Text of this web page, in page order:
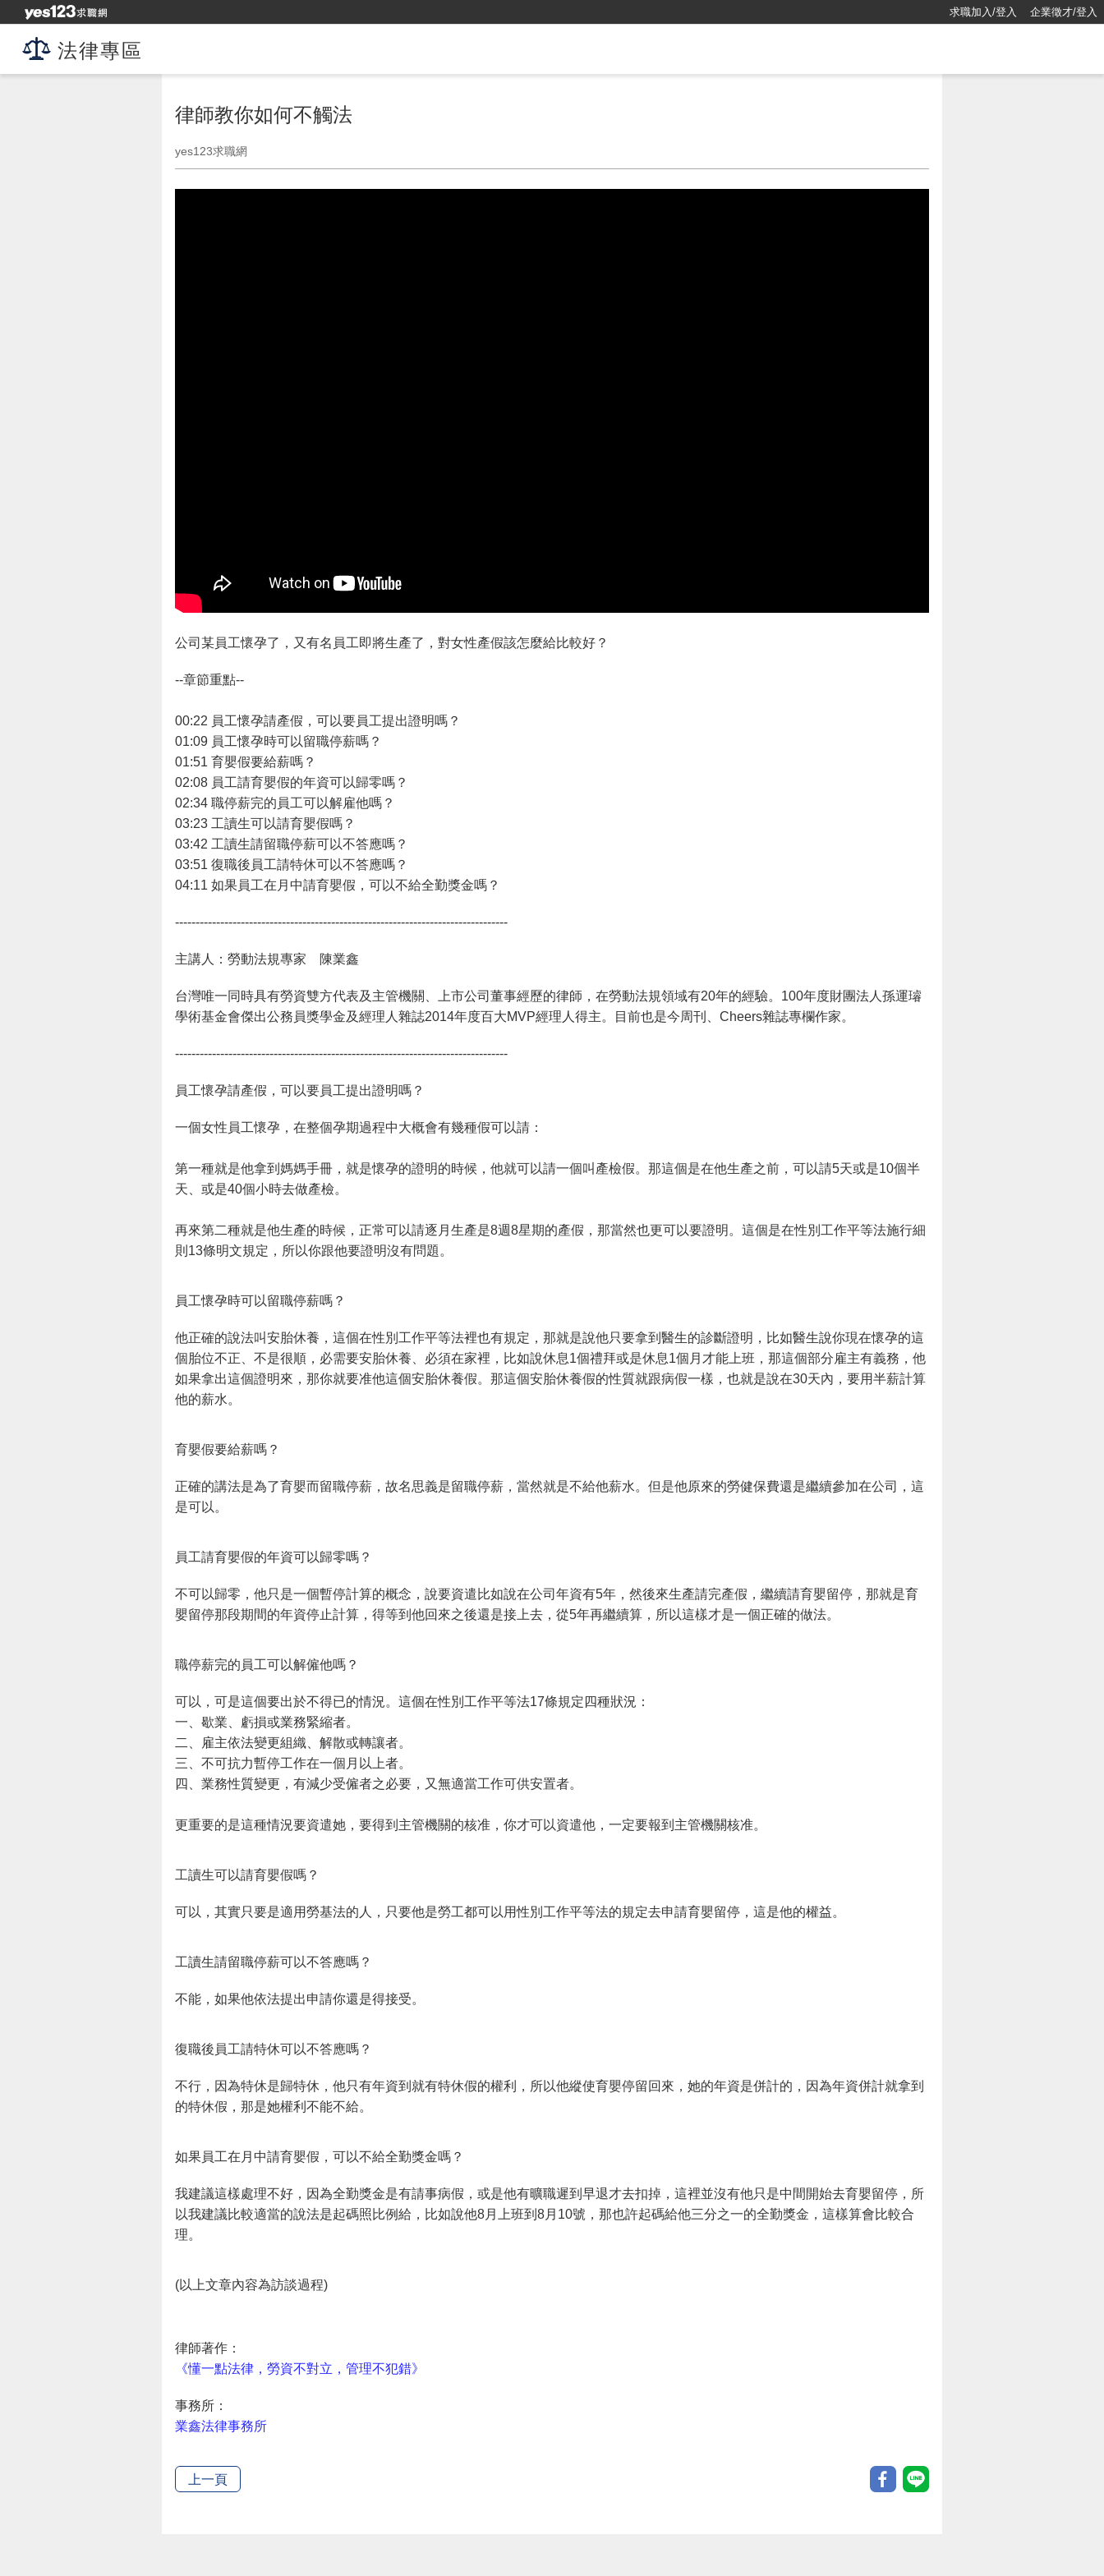
求職加入/登入 企業徵才/登入
法律專區
律師教你如何不觸法
yes123求職網
公司某員工懷孕了，又有名員工即將生產了，對女性產假該怎麼給比較好？
--章節重點--
00:22 員工懷孕請產假，可以要員工提出證明嗎？
01:09 員工懷孕時可以留職停薪嗎？
01:51 育嬰假要給薪嗎？
02:08 員工請育嬰假的年資可以歸零嗎？
02:34 職停薪完的員工可以解雇他嗎？
03:23 工讀生可以請育嬰假嗎？
03:42 工讀生請留職停薪可以不答應嗎？
03:51 復職後員工請特休可以不答應嗎？
04:11 如果員工在月中請育嬰假，可以不給全勤獎金嗎？
---------------------------------------------------------------------------------
主講人：勞動法規專家 陳業鑫
台灣唯一同時具有勞資雙方代表及主管機關、上市公司董事經歷的律師，在勞動法規領域有20年的經驗。100年度財團法人孫運璿
學術基金會傑出公務員獎學金及經理人雜誌2014年度百大MVP經理人得主。目前也是今周刊、Cheers雜誌專欄作家。
---------------------------------------------------------------------------------
員工懷孕請產假，可以要員工提出證明嗎？
一個女性員工懷孕，在整個孕期過程中大概會有幾種假可以請：
第一種就是他拿到媽媽手冊，就是懷孕的證明的時候，他就可以請一個叫產檢假。那這個是在他生產之前，可以請5天或是10個半
天、或是40個小時去做產檢。
再來第二種就是他生產的時候，正常可以請逐月生產是8週8星期的產假，那當然也更可以要證明。這個是在性別工作平等法施行細
則13條明文規定，所以你跟他要證明沒有問題。
員工懷孕時可以留職停薪嗎？
他正確的說法叫安胎休養，這個在性別工作平等法裡也有規定，那就是說他只要拿到醫生的診斷證明，比如醫生說你現在懷孕的這
個胎位不正、不是很順，必需要安胎休養、必須在家裡，比如說休息1個禮拜或是休息1個月才能上班，那這個部分雇主有義務，他
如果拿出這個證明來，那你就要准他這個安胎休養假。那這個安胎休養假的性質就跟病假一樣，也就是說在30天內，要用半薪計算
他的薪水。
育嬰假要給薪嗎？
正確的講法是為了育嬰而留職停薪，故名思義是留職停薪，當然就是不給他薪水。但是他原來的勞健保費還是繼續參加在公司，這
是可以。
員工請育嬰假的年資可以歸零嗎？
不可以歸零，他只是一個暫停計算的概念，說要資遣比如說在公司年資有5年，然後來生產請完產假，繼續請育嬰留停，那就是育
嬰留停那段期間的年資停止計算，得等到他回來之後還是接上去，從5年再繼續算，所以這樣才是一個正確的做法。
職停薪完的員工可以解僱他嗎？
可以，可是這個要出於不得已的情況。這個在性別工作平等法17條規定四種狀況：
一、歇業、虧損或業務緊縮者。
二、雇主依法變更組織、解散或轉讓者。
三、不可抗力暫停工作在一個月以上者。
四、業務性質變更，有減少受僱者之必要，又無適當工作可供安置者。
更重要的是這種情況要資遣她，要得到主管機關的核准，你才可以資遣他，一定要報到主管機關核准。
工讀生可以請育嬰假嗎？
可以，其實只要是適用勞基法的人，只要他是勞工都可以用性別工作平等法的規定去申請育嬰留停，這是他的權益。
工讀生請留職停薪可以不答應嗎？
不能，如果他依法提出申請你還是得接受。
復職後員工請特休可以不答應嗎？
不行，因為特休是歸特休，他只有年資到就有特休假的權利，所以他縱使育嬰停留回來，她的年資是併計的，因為年資併計就拿到
的特休假，那是她權利不能不給。
如果員工在月中請育嬰假，可以不給全勤獎金嗎？
我建議這樣處理不好，因為全勤獎金是有請事病假，或是他有曠職遲到早退才去扣掉，這裡並沒有他只是中間開始去育嬰留停，所
以我建議比較適當的說法是起碼照比例給，比如說他8月上班到8月10號，那也許起碼給他三分之一的全勤獎金，這樣算會比較合
理。
(以上文章內容為訪談過程)
律師著作：
《懂一點法律，勞資不對立，管理不犯錯》
事務所：
業鑫法律事務所
上一頁